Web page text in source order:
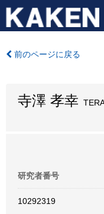
前のページに戻る
寺澤 孝幸
研究者番号
10292319